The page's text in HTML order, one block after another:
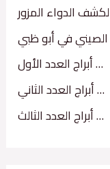
f
o
r
الدواء المزور
أبراج العدد الأول …
أبراج العدد الثاني …
أبراج العدد الثالث …